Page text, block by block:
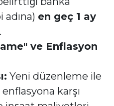
adına) en geç 1 ay
ve Enflasyon
Yeni düzenleme ile
karşı